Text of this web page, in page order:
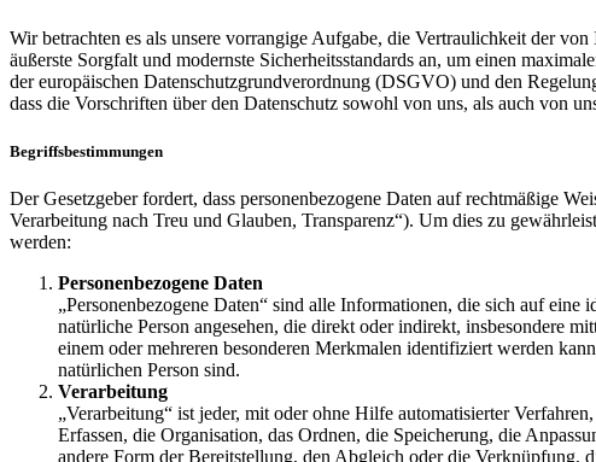
Wir betrachten es als unsere vorrangige Aufgabe, die Vertraulichkeit der
äußerste Sorgfalt und modernste Sicherheitsstandards an, um einen
der europäischen Datenschutzgrundverordnung (DSGVO) und den
dass die Vorschriften über den Datenschutz sowohl von uns, als auch von
Begriffsbestimmungen
Der Gesetzgeber fordert, dass personenbezogene Daten auf rechtmäßige
Verarbeitung nach Treu und Glauben, Transparenz“). Um dies zu
werden:
Personenbezogene Daten
„Personenbezogene Daten“ sind alle Informationen, die sich auf
natürliche Person angesehen, die direkt oder indirekt, insbesondere
einem oder mehreren besonderen Merkmalen identifiziert werden
natürlichen Person sind.
Verarbeitung
„Verarbeitung“ ist jeder, mit oder ohne Hilfe automatisierter
Erfassen, die Organisation, das Ordnen, die Speicherung, die
andere Form der Bereitstellung, den Abgleich oder die Verknüpfung,